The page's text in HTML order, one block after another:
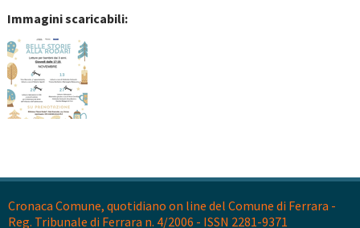
Immagini scaricabili:
Cronaca Comune, quotidiano on line del Comune di Ferrara -
Reg. Tribunale di Ferrara n. 4/2006 - ISSN 2281-9371